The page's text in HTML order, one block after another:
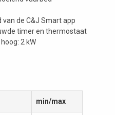
van de C&J Smart app
timer en thermostaat
2 kW
min/max